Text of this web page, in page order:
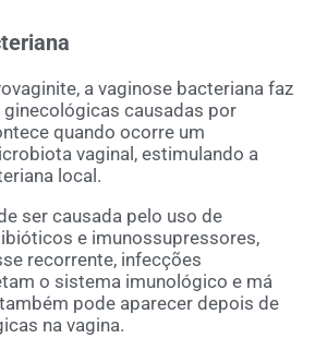
a vaginose bacteriana faz
causadas por
quando ocorre um
vaginal, estimulando a
local.
ser causada pelo uso de
e imunossupressores,
recorrente, infecções
o sistema imunológico e má
pode aparecer depois de
na vagina.